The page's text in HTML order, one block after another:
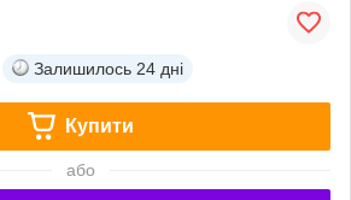
Залишилось 24 дні
Купити
або